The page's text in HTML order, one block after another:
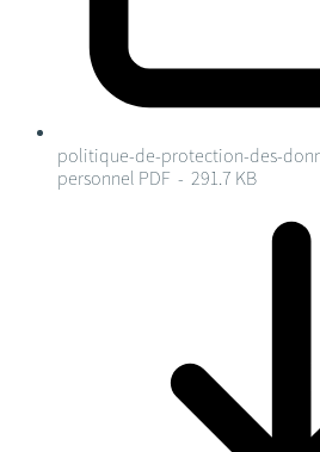
politique-de-protection-des-
personnel PDF - 291.7 KB